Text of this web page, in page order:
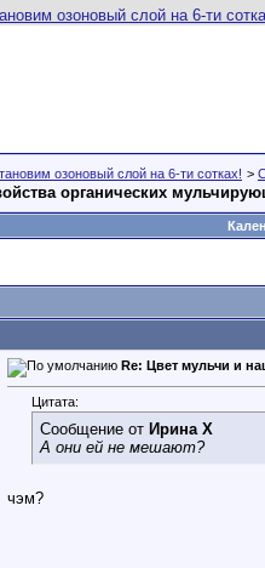
озоновый слой на 6-ти сотках! >
органических
Re: Цвет мульчи и
Цитата:
Сообщение от Ирина X
А они ей не мешают?
чэм?